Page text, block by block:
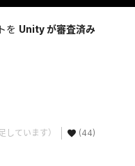
を Unity が審査済み
しています） (44)